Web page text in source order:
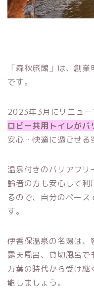
「森秋旅館」は、創
です。
2023年3月にリニュー
ロビー共用トイレがバ
安心・快適に過ごせる
温泉付きのバリアフ
齢者の方も安心して利
るので、自分のペー
す。
伊香保温泉の名湯は、
露天風呂、貸切風呂で
万葉の時代から受け
能しましょう。